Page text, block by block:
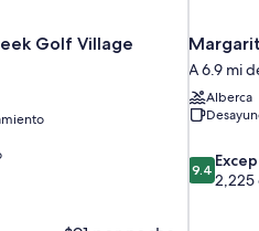
Golf Village
A 6.9 mi
Alberca
9.4
de
9.4
2,225